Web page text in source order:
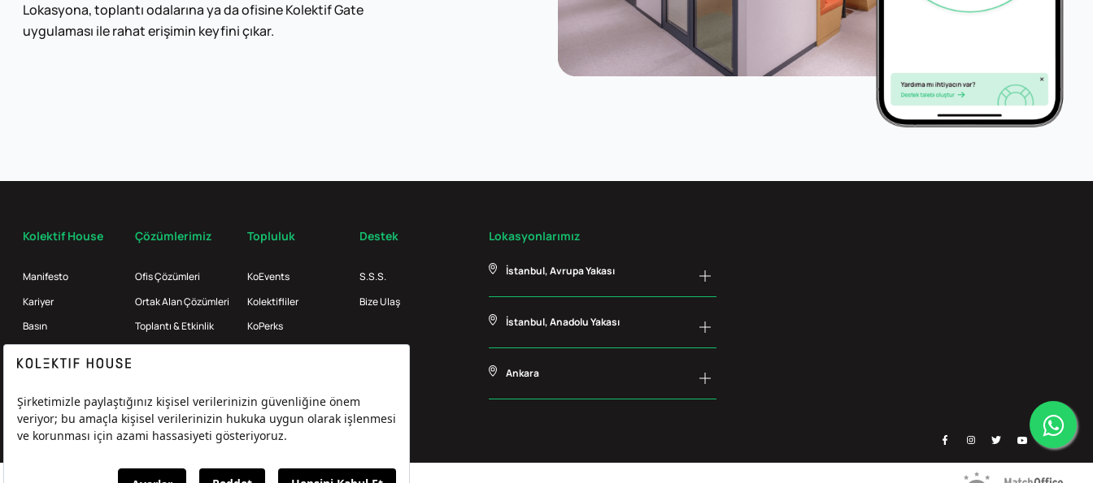
Lokasyona, toplantı odalarına ya da ofisine Kolektif Gate
uygulaması ile rahat erişimin keyfini çıkar.
Kolektif House
Manifesto
Kariyer
Basın
Kolektif Products
Çözümlerimiz
Ofis Çözümleri
Ortak Alan Çözümleri
Toplantı & Etkinlik
Topluluk
KoEvents
Kolektifliler
KoPerks
Broker
Destek
S.S.S.
Bize Ulaş
Lokasyonlarımız
İstanbul, Avrupa Yakası
İstanbul, Anadolu Yakası
Ankara